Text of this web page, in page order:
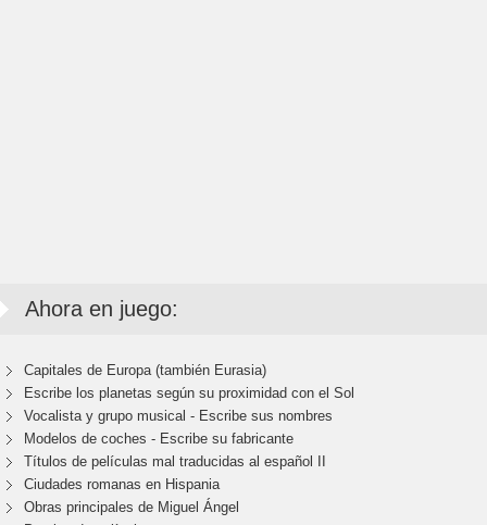
Ahora en juego:
Capitales de Europa (también Eurasia)
Escribe los planetas según su proximidad con el Sol
Vocalista y grupo musical - Escribe sus nombres
Modelos de coches - Escribe su fabricante
Títulos de películas mal traducidas al español II
Ciudades romanas en Hispania
Obras principales de Miguel Ángel